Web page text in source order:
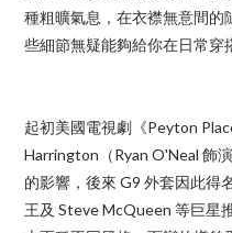
種粗曠氣息 ，在衣襟無意間
些細節無疑能夠給你在日常穿
起初美國電視劇《Peyton
Harrington （Ryan O'Neal 飾
的影響，後來 G9 外套因此得
王及 Steve McQueen 等巨星